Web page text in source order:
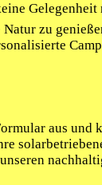
zu
aus und